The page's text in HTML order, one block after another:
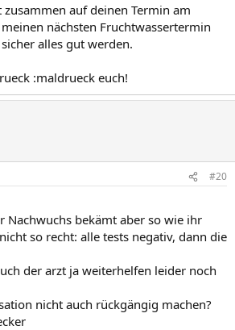
auf deinen Termin am
nächsten Fruchtwassertermin
alles gut werden.
:maldrueck euch!
#20
Nachwuchs bekämt aber so wie ihr
so recht: alle tests negativ, dann die
der arzt ja weiterhelfen leider noch
nicht auch rückgängig machen?